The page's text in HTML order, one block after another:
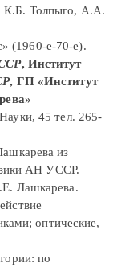
К.Б. Толпыго, А.А.
(1960-е-70-е).
, Институт
, ГП «Институт
45 тел. 265-
из
АН УССР.
Лашкарева.
оптические,
по